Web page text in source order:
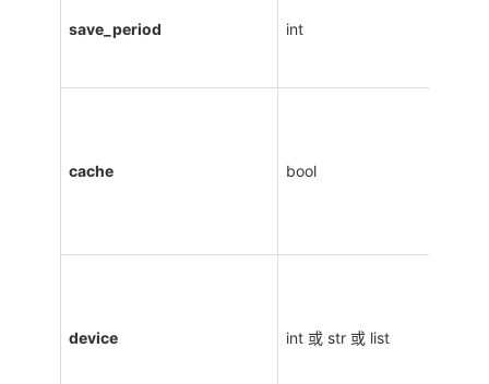
save_period int
cache bool
device int 或 str 或 list